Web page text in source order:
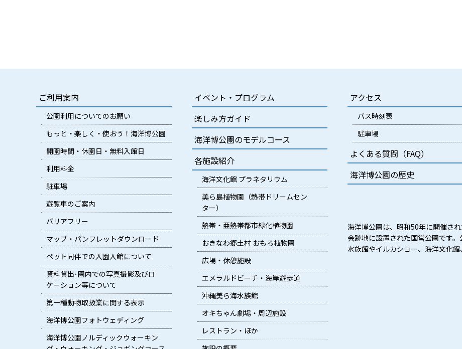
ご利用案内
公園利用についてのお願い
もっと・楽しく・使おう！海洋博公園
開園時間・休園日・無料入館日
利用料金
駐車場
遊覧車のご案内
バリアフリー
マップ・パンフレットダウンロード
ペット同伴での入園入館について
資料貸出･園内での写真撮影及びロ
ケーション等について
第一種動物取扱業に関する表示
海洋博公園フォトウェディング
海洋博公園ノルディックウォーキン
イベント・プログラム
楽しみ方ガイド
海洋博公園のモデルコース
各施設紹介
海洋文化館 プラネタリウム
美ら島植物園（熱帯ドリームセン
ター）
熱帯・亜熱帯都市緑化植物園
おきなわ郷土村 おもろ植物園
広場・休憩施設
エメラルドビーチ・海岸遊歩道
沖縄美ら海水族館
オキちゃん劇場・周辺施設
レストラン・ほか
アクセス
バス時刻表
駐車場
よくある質問（FAQ）
海洋博公園の歴史
海洋博公園は、昭和50年に開催さ
会跡地に設置された国営公園です
水族館やイルカショー、海洋文化館